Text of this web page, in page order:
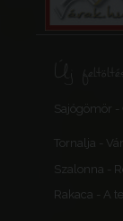
Új
Sajógömör
Tornalja - Vár
Szalonna -
Rakaca - A